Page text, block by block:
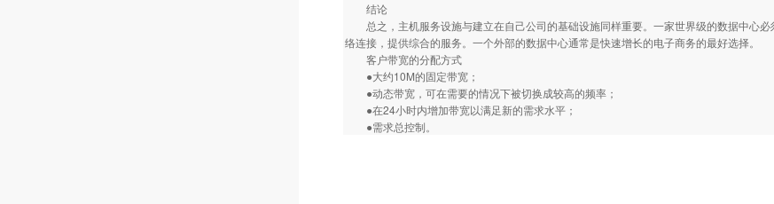
结论
总之，主机服务设施与建立在自己公司的基础设施同样重要。一家世界级的数据中心必
络连接，提供综合的服务。一个外部的数据中心通常是快速增长的电子商务的最好选择。
客户带宽的分配方式
●大约10M的固定带宽；
●动态带宽，可在需要的情况下被切换成较高的频率；
●在24小时内增加带宽以满足新的需求水平；
●需求总控制。